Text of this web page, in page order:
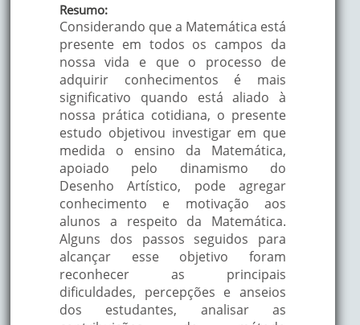
Resumo:
Considerando que a Matemática está
presente em todos os campos da
nossa vida e que o processo de
adquirir conhecimentos é mais
significativo quando está aliado à
nossa prática cotidiana, o presente
estudo objetivou investigar em que
medida o ensino da Matemática,
apoiado pelo dinamismo do
Desenho Artístico, pode agregar
conhecimento e motivação aos
alunos a respeito da Matemática.
Alguns dos passos seguidos para
alcançar esse objetivo foram
reconhecer as principais
dificuldades, percepções e anseios
dos estudantes, analisar as